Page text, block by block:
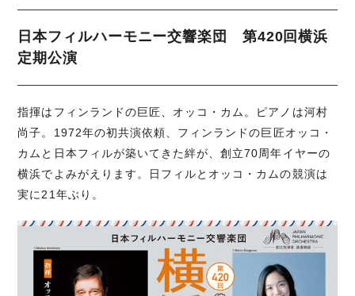
日本フィルハーモニー交響楽団 第420回横浜
定期公演
指揮はフィンランドの巨匠、オッコ・カム。ピアノは河村
尚子。1972年の初共演依頼、フィンランドの巨匠オッコ・
カムと日本フィルが築いてきた絆が、創立70周年イヤーの
横浜でよみがえります。日フィルとオッコ・カムの競演は
実に21年ぶり。